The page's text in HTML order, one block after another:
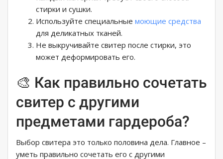
стирки и сушки.
Используйте специальные моющие средства
для деликатных тканей.
Не выкручивайте свитер после стирки, это
может деформировать его.
🎨 Как правильно сочетать
свитер с другими
предметами гардероба?
Выбор свитера это только половина дела. Главное –
уметь правильно сочетать его с другими